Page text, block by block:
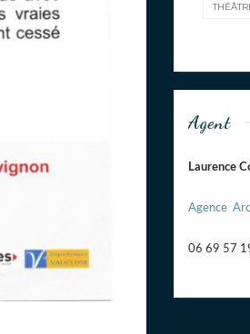
Agent
Laurence
Agence Arc
06 69 57